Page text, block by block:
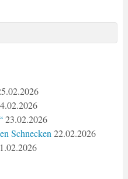
23.02.2026
Schnecken 22.02.2026